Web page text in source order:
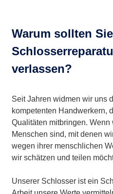
Warum sollten
verlassen?
Seit Jahren widmen wir uns
kompetenten Handwerkern,
Qualitäten mitbringen.
Menschen sind, mit denen
wegen ihrer menschlichen
wir schätzen und teilen
Unserer Schlosser ist ein